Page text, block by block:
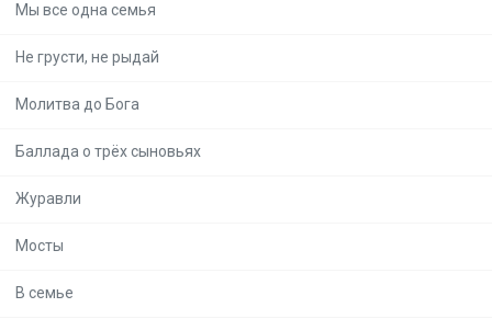
Мы все одна семья
Не грусти, не рыдай
Молитва до Бога
Баллада о трёх сыновьях
Журавли
Мосты
В семье